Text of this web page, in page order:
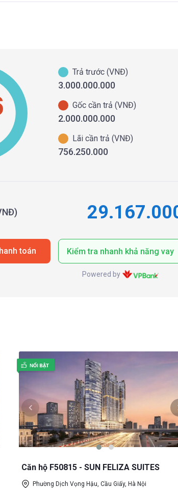
Trả trước (VNĐ)
3.000.000.000
Gốc cần trả (VNĐ)
2.000.000.000
Lãi cần trả (VNĐ)
756.250.000
toán Kiểm tra nhanh khả năng vay
Powered by
Căn hộ F50815 - SUN FELIZA SUITES
Phường Dịch Vọng Hậu, Cầu Giấy, Hà Nội